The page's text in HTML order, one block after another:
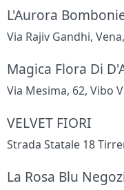
L'Aurora
Via Rajiv Gandhi,
Magica Flora Di
Via Mesima, 62, Vibo
VELVET FIORI
Strada Statale 18
La Rosa Blu